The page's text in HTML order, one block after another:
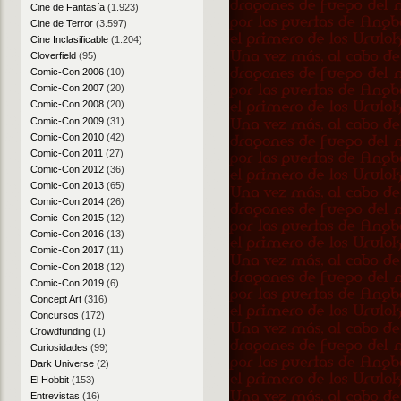
Cine de Fantasía(1.923)
Cine de Terror(3.597)
Cine Inclasificable(1.204)
Cloverfield(95)
Comic-Con 2006(10)
Comic-Con 2007(20)
Comic-Con 2008(20)
Comic-Con 2009(31)
Comic-Con 2010(42)
Comic-Con 2011 (27)
Comic-Con 2012(36)
Comic-Con 2013(65)
Comic-Con 2014(26)
Comic-Con 2015(12)
Comic-Con 2016(13)
Comic-Con 2017(11)
Comic-Con 2018(12)
Comic-Con 2019(6)
Concept Art(316)
Concursos (172)
Crowdfunding(1)
Curiosidades (99)
Dark Universe(2)
El Hobbit(153)
Entrevistas (16)